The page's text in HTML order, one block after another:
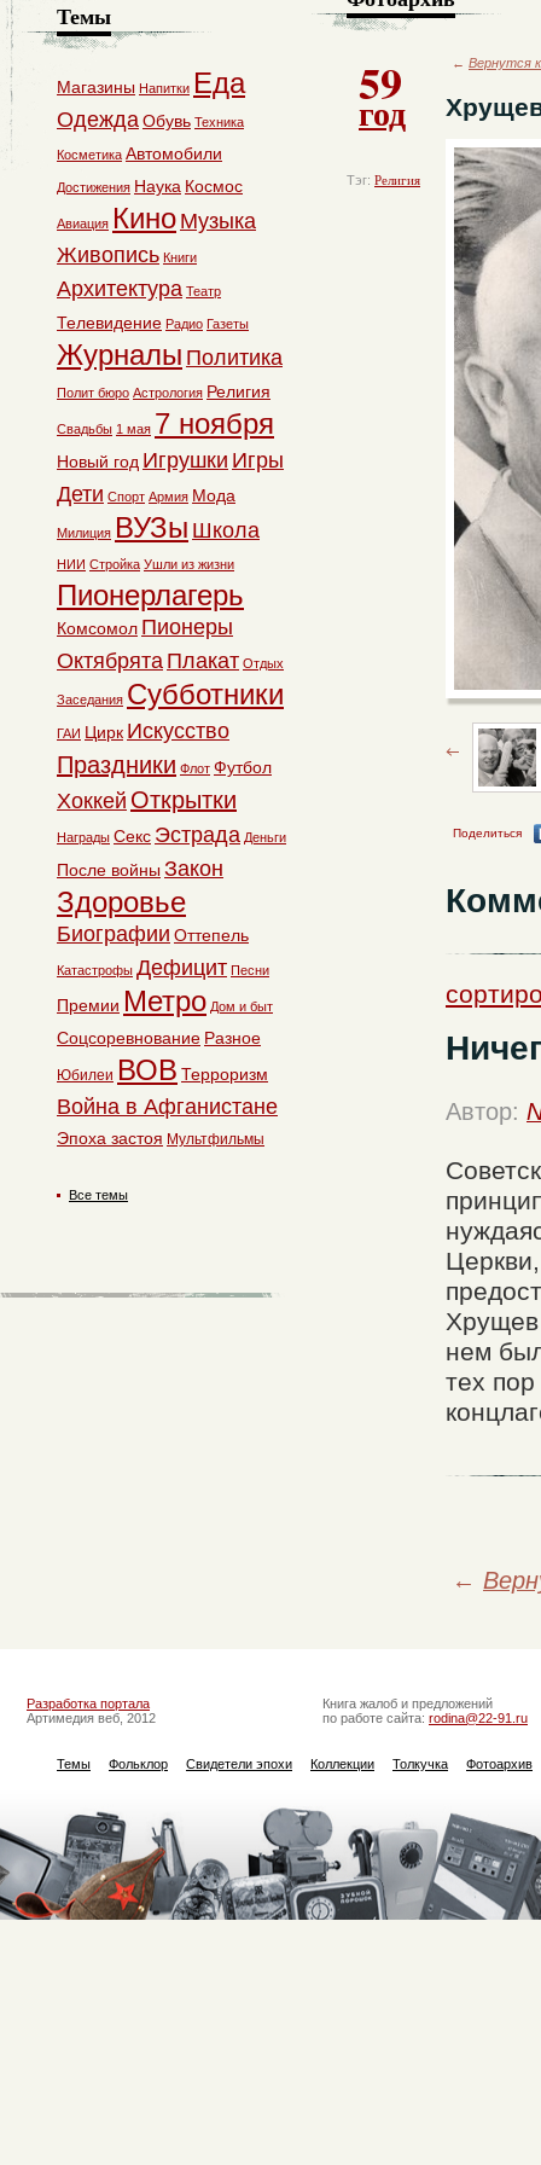
59
год
Тэг: Религия
← Вернутся
Поделиться
Автор:
Хрущев
нем
тех
←
Темы
Магазины Напитки Еда
ОдеждаОбувь Техника
Косметика Автомобили
Достижения Наука Космос
Авиация Кино Музыка
Живопись Книги
Архитектура Театр
Телевидение Радио Газеты
Журналы Политика
Полит бюро Астрология Религия
Свадьбы 1 мая 7 ноября
Новый год Игрушки Игры
Дети Спорт Армия Мода
Милиция ВУЗы Школа
НИИ Стройка Ушли из жизни
Пионерлагерь
Комсомол Пионеры
Октябрята Плакат Отдых
Заседания Субботники
ГАИ Цирк Искусство
Праздники Флот Футбол
Хоккей Открытки
Награды Секс Эстрада Деньги
После войны Закон
Здоровье
Биографии Оттепель
Катастрофы Дефицит Песни
Премии Метро Дом и быт
Соцсоревнование Разное
Юбилеи ВОВ Терроризм
Война в Афганистане
Эпоха застоя Мультфильмы
Все темы
Разработка портала
Артимедия веб, 2012
Книга жалоб и предложений
по работе сайта: rodina@22-91.ru
Темы Фольклор Свидетели эпохи Коллекции Толкучка Фотоархив